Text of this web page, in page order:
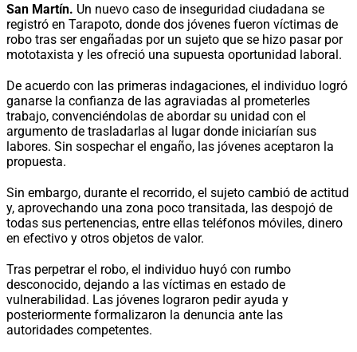
San Martín. Un nuevo caso de inseguridad ciudadana se
registró en Tarapoto, donde dos jóvenes fueron víctimas de
robo tras ser engañadas por un sujeto que se hizo pasar por
mototaxista y les ofreció una supuesta oportunidad laboral.
De acuerdo con las primeras indagaciones, el individuo logró
ganarse la confianza de las agraviadas al prometerles
trabajo, convenciéndolas de abordar su unidad con el
argumento de trasladarlas al lugar donde iniciarían sus
labores. Sin sospechar el engaño, las jóvenes aceptaron la
propuesta.
Sin embargo, durante el recorrido, el sujeto cambió de actitud
y, aprovechando una zona poco transitada, las despojó de
todas sus pertenencias, entre ellas teléfonos móviles, dinero
en efectivo y otros objetos de valor.
Tras perpetrar el robo, el individuo huyó con rumbo
desconocido, dejando a las víctimas en estado de
vulnerabilidad. Las jóvenes lograron pedir ayuda y
posteriormente formalizaron la denuncia ante las
autoridades competentes.